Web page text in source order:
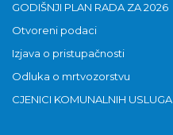
GODIŠNJI PLAN RADA ZA 2026
Otvoreni podaci
Izjava o pristupačnosti
Odluka o mrtvozorstvu
CJENICI KOMUNALNIH USLUGA